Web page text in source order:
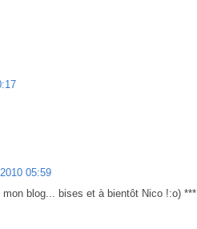
05:59
blog... bises et à bientôt Nico !:o) ***